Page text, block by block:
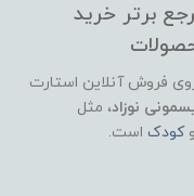
برتر خرید
فروش آنلاین استارت
نوزاد، مثل
وکودک است.